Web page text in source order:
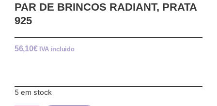
PAR DE BRINCOS RADIANT, PRATA
925
56,10€ IVA incluido
5 em stock